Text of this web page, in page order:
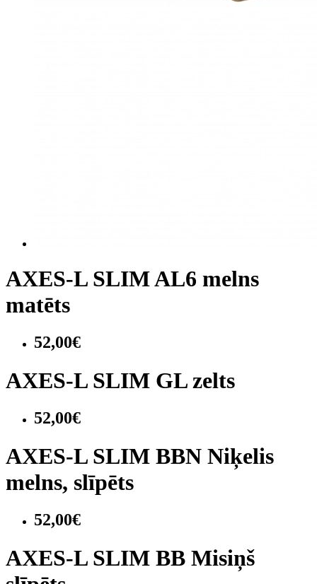
AXES-L SLIM AL6 melns
matēts
52,00€
AXES-L SLIM GL zelts
52,00€
AXES-L SLIM BBN Niķelis
melns, slīpēts
52,00€
AXES-L SLIM BB Misiņš